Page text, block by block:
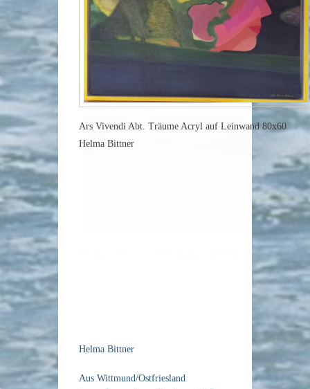
Ars Vivendi Abt. Träume Acryl auf Leinwand 80x60
Helma Bittner
Helma Bittner
Aus Wittmund/Ostfriesland